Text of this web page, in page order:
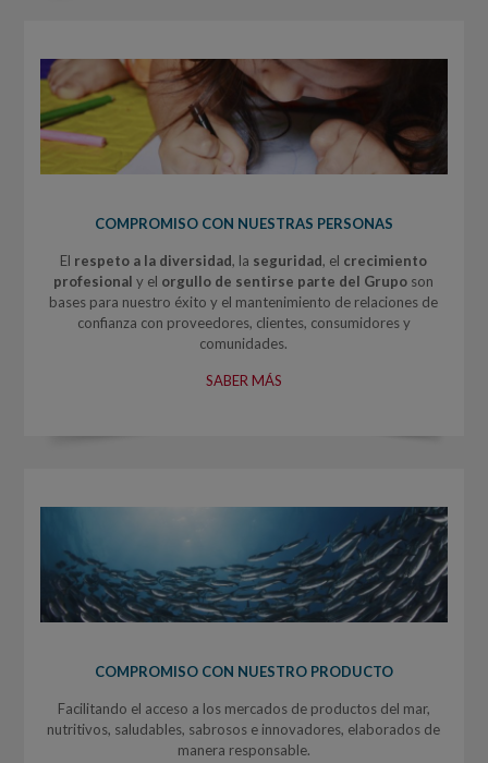
COMPROMISO CON NUESTRAS PERSONAS
El respeto a la diversidad, la seguridad, el crecimiento
profesional y el orgullo de sentirse parte del Grupo son
bases para nuestro éxito y el mantenimiento de relaciones de
confianza con proveedores, clientes, consumidores y
comunidades.
SABER MÁS
COMPROMISO CON NUESTRO PRODUCTO
Facilitando el acceso a los mercados de productos del mar,
nutritivos, saludables, sabrosos e innovadores, elaborados de
manera responsable.